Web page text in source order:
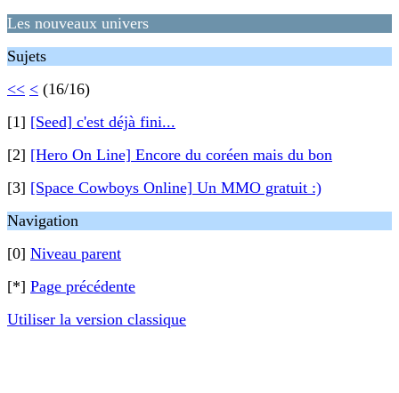
Les nouveaux univers
Sujets
<< < (16/16)
[1] [Seed] c'est déjà fini...
[2] [Hero On Line] Encore du coréen mais du bon
[3] [Space Cowboys Online] Un MMO gratuit :)
Navigation
[0] Niveau parent
[*] Page précédente
Utiliser la version classique